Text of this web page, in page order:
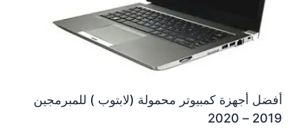
أفضل أجهزة كمبيوتر محمولة (لابتوب ) للمبرمجين
2019 – 2020